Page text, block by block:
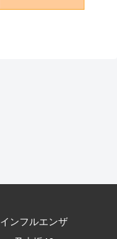
インフルエンザ